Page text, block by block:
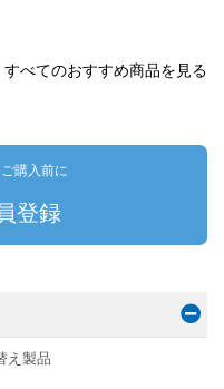
すべてのおすすめ商品を見る
購入前に
登録
え製品